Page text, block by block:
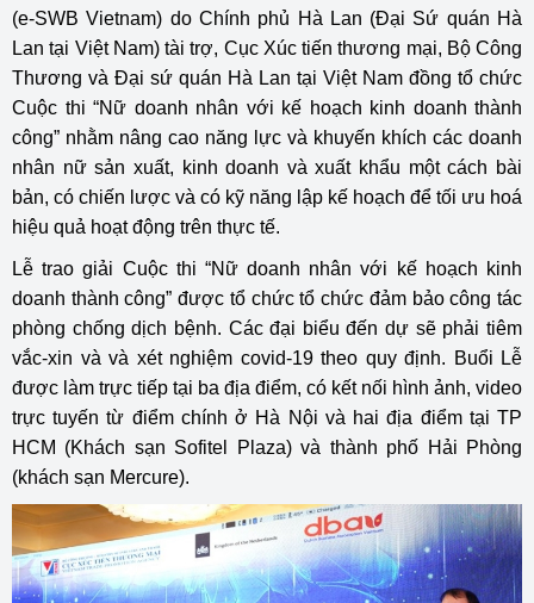
(e-SWB Vietnam) do Chính phủ Hà Lan (Đại Sứ quán Hà
Lan tại Việt Nam) tài trợ, Cục Xúc tiến thương mại, Bộ Công
Thương và Đại sứ quán Hà Lan tại Việt Nam đồng tổ chức
Cuộc thi “Nữ doanh nhân với kế hoạch kinh doanh thành
công” nhằm nâng cao năng lực và khuyến khích các doanh
nhân nữ sản xuất, kinh doanh và xuất khẩu một cách bài
bản, có chiến lược và có kỹ năng lập kế hoạch để tối ưu hoá
hiệu quả hoạt động trên thực tế.
Lễ trao giải Cuộc thi “Nữ doanh nhân với kế hoạch kinh
doanh thành công” được tổ chức tổ chức đảm bảo công tác
phòng chống dịch bệnh. Các đại biểu đến dự sẽ phải tiêm
vắc-xin và và xét nghiệm covid-19 theo quy định. Buổi Lễ
được làm trực tiếp tại ba địa điểm, có kết nối hình ảnh, video
trực tuyến từ điểm chính ở Hà Nội và hai địa điểm tại TP
HCM (Khách sạn Sofitel Plaza) và thành phố Hải Phòng
(khách sạn Mercure).